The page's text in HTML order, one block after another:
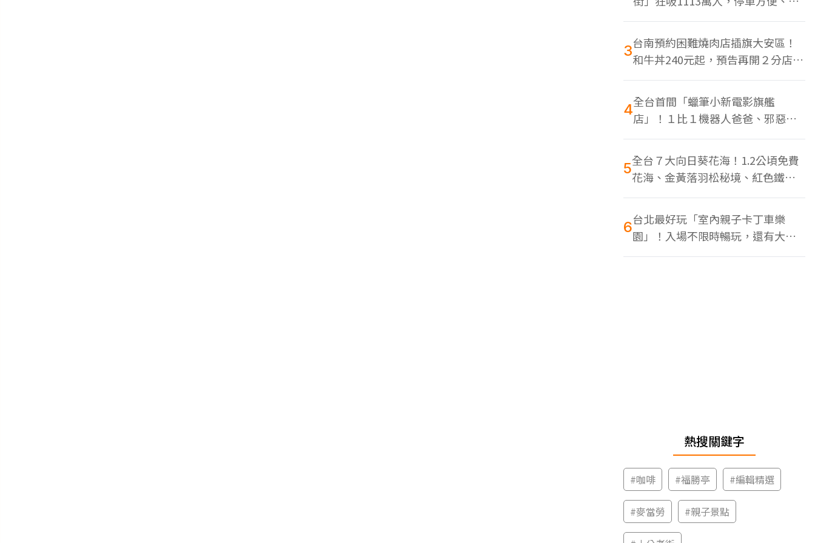
色美食多
3台南預約困難燒肉店插旗大安區！
和牛丼240元起，預告再開２分店、
地點曝光
4全台首間「蠟筆小新電影旗艦
店」！１比１機器人爸爸、邪惡正
男，百款周邊買翻
5全台７大向日葵花海！1.2公頃免費
花海、金黃落羽松秘境、紅色鐵橋
同框
6台北最好玩「室內親子卡丁車樂
園」！入場不限時暢玩，還有大螢
幕Switch遊戲區
熱搜關鍵字
#咖啡 #福勝亭 #編輯精選
#麥當勞 #親子景點